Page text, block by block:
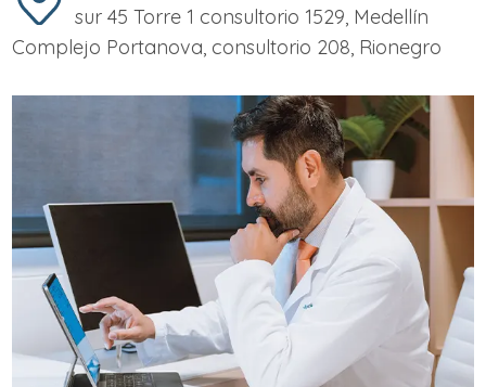
sur 45 Torre 1 consultorio 1529, Medellín
Complejo Portanova, consultorio 208, Rionegro